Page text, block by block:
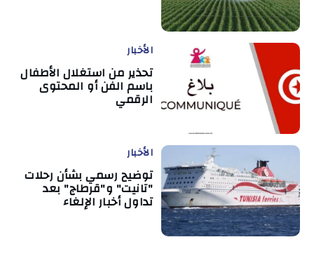
الأخبار
تحذير من استغلال الأطفال
باسم الفن أو المحتوى
الرقمي
الأخبار
توضيح رسمي بشأن رحلات
"تانيت" و"قرطاج" بعد
تداول أخبار الإلغاء